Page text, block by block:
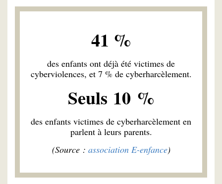
41 %
des enfants ont déjà été victimes de
cyberviolences, et 7 % de cyberharcèlement.
Seuls 10 %
des enfants victimes de cyberharcèlement en
parlent à leurs parents.
(Source : association E-enfance)